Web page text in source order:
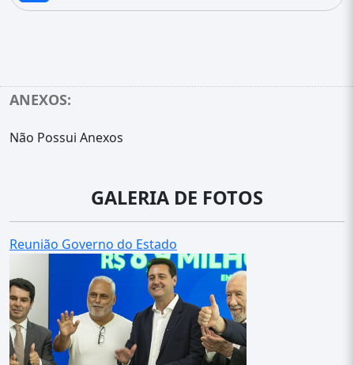
ANEXOS:
Não Possui Anexos
GALERIA DE FOTOS
Reunião Governo do Estado